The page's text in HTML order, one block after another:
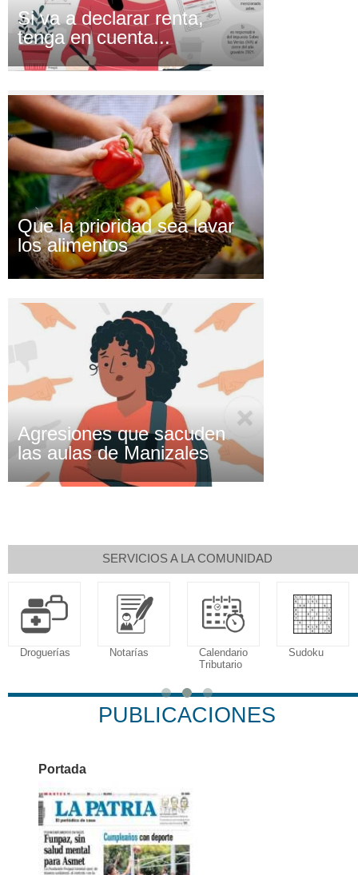
Si va a declarar renta,
tenga en cuenta...
Que la prioridad sea lavar
los alimentos
Agresiones que sacuden
las aulas de Manizales
SERVICIOS A LA COMUNIDAD
Droguerías Notarías
Calendario
Tributario
Sudoku
PUBLICACIONES
Portada